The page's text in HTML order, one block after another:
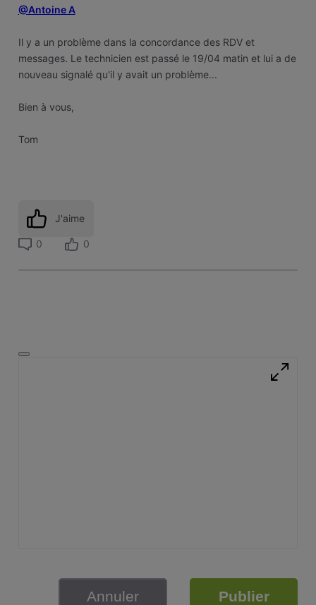
@Antoine A
Il y a un problème dans la concordance des RDV et
messages. Le technicien est passé le 19/04 matin et lui a de
nouveau signalé qu'il y avait un problème...
Bien à vous,
Tom
J'aime
0 0
Annuler Publier